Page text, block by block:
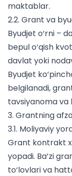
maktablar.
2.2. Grant va
Byudjet o‘rni –
bepul o‘qish
davlat yoki
Byudjet
belgilanadi,
tavsiyanoma va
3. Grantning
3.1. Moliyaviy
Grant kontrakt
yopadi. Ba’zi
to‘lovlari va